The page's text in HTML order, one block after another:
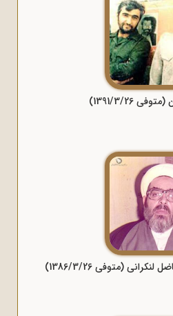
1391/3/26)
(متوفی 1386/3/26)